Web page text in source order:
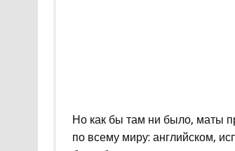
Но как бы там ни было, маты
по всему миру: английском,